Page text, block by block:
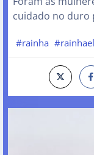
cuidado no duro
#rainha